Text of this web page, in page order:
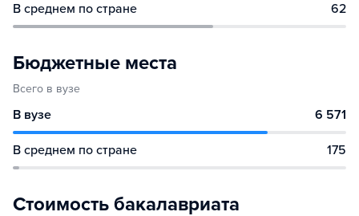
В среднем по стране 62
Бюджетные места
Всего в вузе
В вузе 6 571
В среднем по стране 175
Стоимость бакалавриата